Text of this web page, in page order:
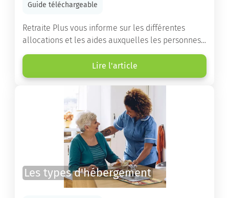
Guide téléchargeable
Retraite Plus vous informe sur les différentes
allocations et les aides auxquelles les personnes
âgées ont droit pour financer un séjour en maison
de retraite ou un maintien à domicile.
Lire l'article
Les types d'hébergement